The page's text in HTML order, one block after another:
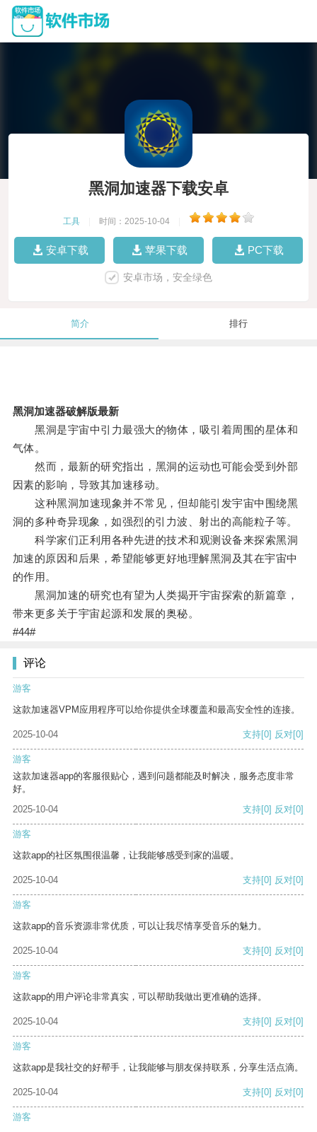
黑洞加速器下载安卓
工具 时间：2025-10-04
安卓下载 苹果下载 PC下载
安卓市场，安全绿色
简介 排行
黑洞加速器破解版最新
黑洞是宇宙中引力最强大的物体，吸引着周围的星体和
气体。
然而，最新的研究指出，黑洞的运动也可能会受到外部
因素的影响，导致其加速移动。
这种黑洞加速现象并不常见，但却能引发宇宙中围绕黑
洞的多种奇异现象，如强烈的引力波、射出的高能粒子等。
科学家们正利用各种先进的技术和观测设备来探索黑洞
加速的原因和后果，希望能够更好地理解黑洞及其在宇宙中
的作用。
黑洞加速的研究也有望为人类揭开宇宙探索的新篇章，
带来更多关于宇宙起源和发展的奥秘。
#44#
评论
游客
这款加速器VPM应用程序可以给你提供全球覆盖和最高安全性的连接。
2025-10-04 支持[0] 反对[0]
游客
这款加速器app的客服很贴心，遇到问题都能及时解决，服务态度非常
好。
2025-10-04
支持[0] 反对[0]
游客
这款app的社区氛围很温馨，让我能够感受到家的温暖。
2025-10-04 支持[0] 反对[0]
游客
这款app的音乐资源非常优质，可以让我尽情享受音乐的魅力。
2025-10-04 支持[0] 反对[0]
游客
这款app的用户评论非常真实，可以帮助我做出更准确的选择。
2025-10-04 支持[0] 反对[0]
游客
这款app是我社交的好帮手，让我能够与朋友保持联系，分享生活点滴。
2025-10-04 支持[0] 反对[0]
游客